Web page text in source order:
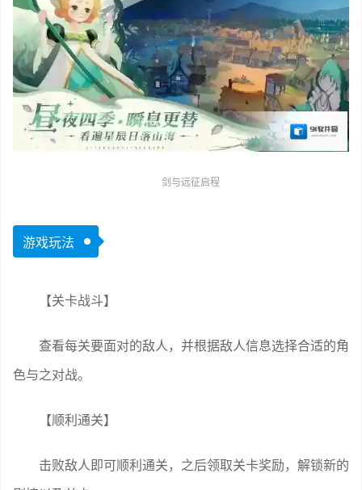
游戏玩法
【关卡战斗】
查看每关要面对的敌人，并根据敌人信息选择合适的角
色与之对战。
【顺利通关】
击败敌人即可顺利通关，之后领取关卡奖励，解锁新的
剧情以及关卡。